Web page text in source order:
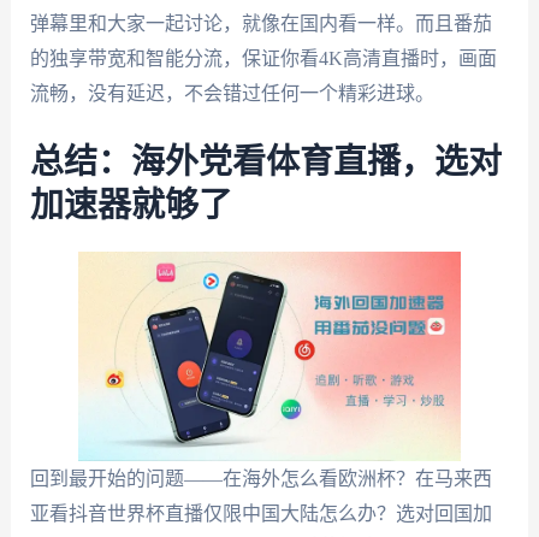
弹幕里和大家一起讨论，就像在国内看一样。而且番茄
的独享带宽和智能分流，保证你看4K高清直播时，画面
流畅，没有延迟，不会错过任何一个精彩进球。
总结：海外党看体育直播，选对
加速器就够了
回到最开始的问题——在海外怎么看欧洲杯？在马来西
亚看抖音世界杯直播仅限中国大陆怎么办？选对回国加